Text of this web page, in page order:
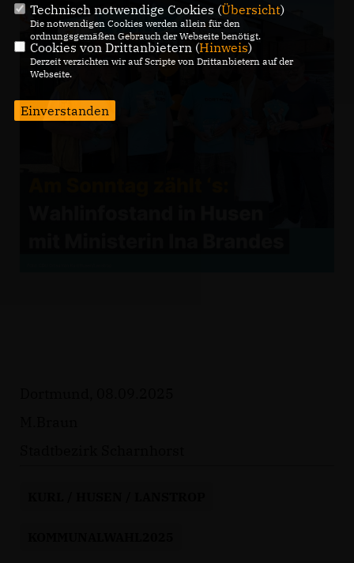
Technisch notwendige Cookies (Übersicht)
Die notwendigen Cookies werden allein für den
ordnungsgemäßen Gebrauch der Webseite benötigt.
Cookies von Drittanbietern (Hinweis)
Derzeit verzichten wir auf Scripte von Drittanbietern auf der
Webseite.
Einverstanden